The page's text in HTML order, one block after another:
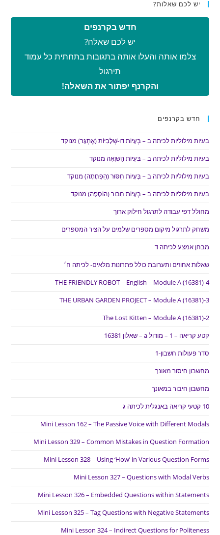
יש לכם שאלות?
חדש בקרנפים
יש לכם שאלה?
צלמו אותה והעלו אותה בתגובות בתחתית כל עמוד
תירגול
והקרנף יפתור את השאלה!
חדש בקרנפים
בעיות מילוליות לכיתה ב – בְּעָיוֹת דּוּ-שְׁלָבִיּוֹת (אֶתְגָּר) מנוקד
בעיות מילוליות לכיתה ב – בְּעָיוֹת הַשְׁוָאָה מנוקד
בעיות מילוליות לכיתה ב – בְּעָיוֹת חִסּוּר (הַפְחָתָה) מנוקד
בעיות מילוליות לכיתה ב – בְּעָיוֹת חִבּוּר (הוֹסָפָה) מנוקד
מחולל דפי עבודה לתרגול חילוק ארוך
משחק לתרגול מיקום מספרים שלמים על הציר המספרים
מבחן אמצע לכיתה ד
שאלות אחוזים ותערובת כולל פתרונות מלאים- לכיתה ח׳
THE FRIENDLY ROBOT – English – Module A (16381)-4
THE URBAN GARDEN PROJECT – Module A (16381)-3
The Lost Kitten – Module A (16381)-2
קטע קריאה – 1 – מודול a – שאלון 16381
סדר פעולות חשבון-1
מחשבון חיסור מאונך
מחשבון חיבור במאונך
10 קטעי קריאה באנגלית לכיתה ג
Mini Lesson 162 – The Passive Voice with Different Modals
Mini Lesson 329 – Common Mistakes in Question Formation
Mini Lesson 328 – Using ‘How’ in Various Question Forms
Mini Lesson 327 – Questions with Modal Verbs
Mini Lesson 326 – Embedded Questions within Statements
Mini Lesson 325 – Tag Questions with Negative Statements
Mini Lesson 324 – Indirect Questions for Politeness